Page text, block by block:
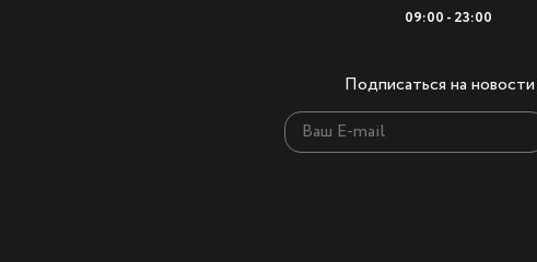
09:00 - 23:00
Подписаться на новости